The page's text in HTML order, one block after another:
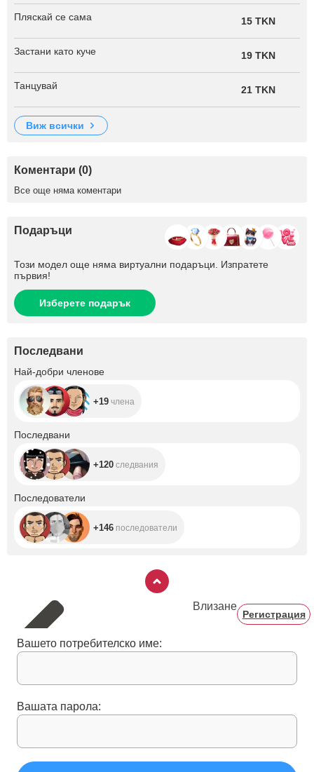
Пляскай се сама 15 TKN
Застани като куче 19 TKN
Танцувай 21 TKN
виж всички
Коментари (0)
Все още няма коментари
Подаръци
Този модел още няма виртуални подаръци. Изпратете
първия!
Изберете подарък
Последвани
Най-добри членове
+19 члена
Последвани
+120 следвания
Последователи
+146 последователи
Влизане
Регистрация
Вашето потребителско име:
Вашата парола: